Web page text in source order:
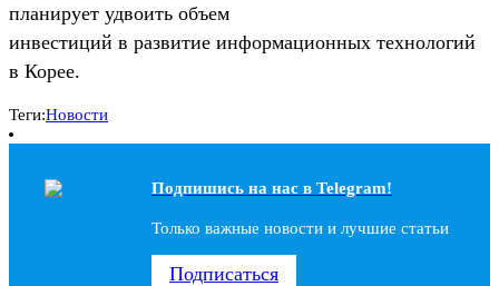
планирует удвоить объем
инвестиций в развитие информационных технологий
в Корее.
Теги:Новости
Подпишись на наc в Telegram!
Только важные новости и лучшие статьи
Подписаться